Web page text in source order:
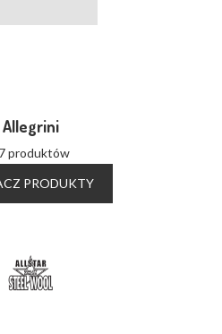
Allegrini
produktów
PRODUKTY